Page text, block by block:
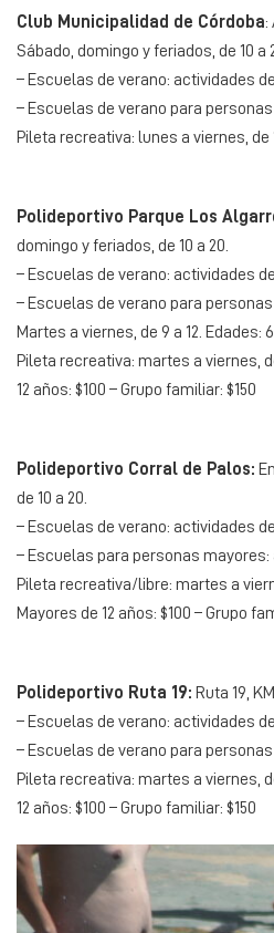
Club Municipalidad de Córdoba:
Sábado, domingo y feriados, de 10 a
– Escuelas de verano: actividades
– Escuelas de verano para
Pileta recreativa: lunes a viernes, de
Polideportivo Parque Los
domingo y feriados, de 10 a 20.
– Escuelas de verano: actividades
– Escuelas de verano para
Martes a viernes, de 9 a 12. Edades: 6
Pileta recreativa: martes a viernes,
12 años: $100 – Grupo familiar: $150
Polideportivo Corral de Palos:
de 10 a 20.
– Escuelas de verano: actividades
– Escuelas para personas mayores:
Pileta recreativa/libre: martes a
Mayores de 12 años: $100 – Grupo
Polideportivo Ruta 19: Ruta 19,
– Escuelas de verano: actividades
– Escuelas de verano para
Pileta recreativa: martes a viernes,
12 años: $100 – Grupo familiar: $150